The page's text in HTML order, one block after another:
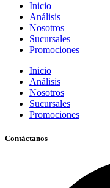
Inicio
Análisis
Nosotros
Sucursales
Promociones
Inicio
Análisis
Nosotros
Sucursales
Promociones
Contáctanos